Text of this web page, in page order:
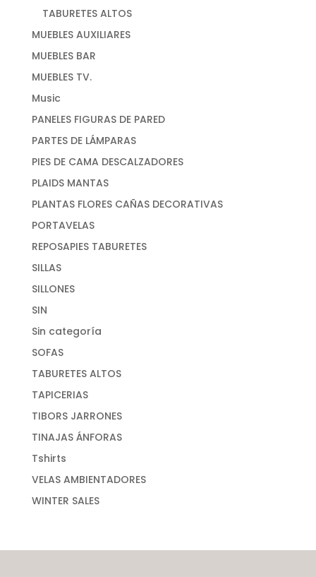
TABURETES ALTOS
MUEBLES AUXILIARES
MUEBLES BAR
MUEBLES TV.
Music
PANELES FIGURAS DE PARED
PARTES DE LÁMPARAS
PIES DE CAMA DESCALZADORES
PLAIDS MANTAS
PLANTAS FLORES CAÑAS DECORATIVAS
PORTAVELAS
REPOSAPIES TABURETES
SILLAS
SILLONES
SIN
Sin categoría
SOFAS
TABURETES ALTOS
TAPICERIAS
TIBORS JARRONES
TINAJAS ÁNFORAS
Tshirts
VELAS AMBIENTADORES
WINTER SALES